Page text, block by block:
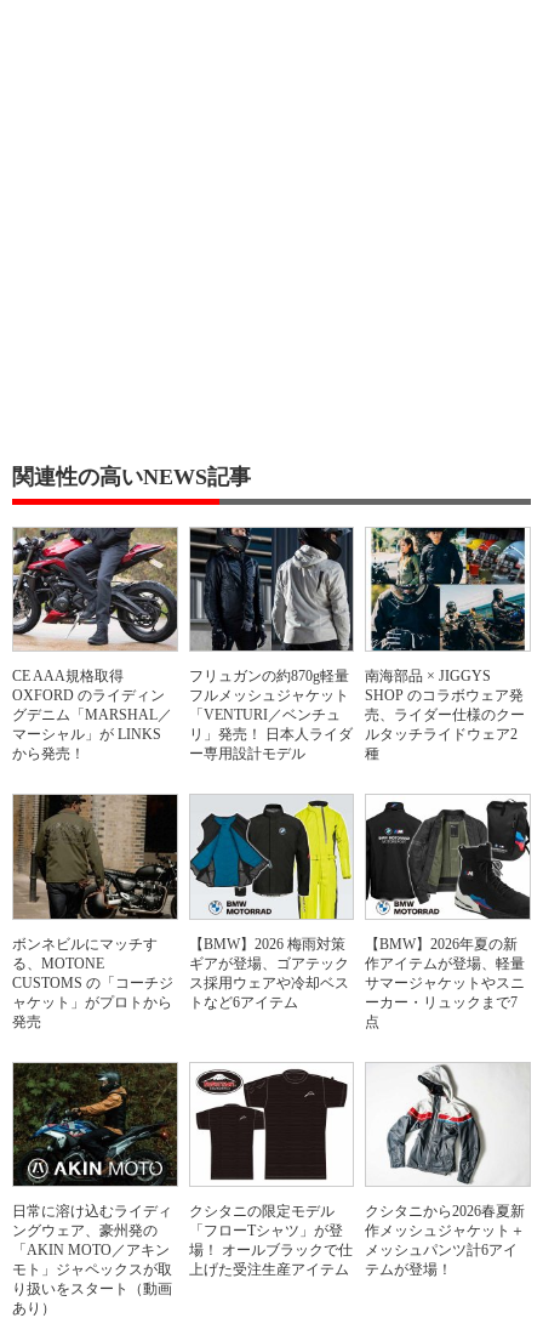
関連性の高いNEWS記事
CE AAA規格取得
OXFORD のライディン
グデニム「MARSHAL／
マーシャル」が LINKS
から発売！
フリュガンの約870g軽量
フルメッシュジャケット
「VENTURI／ベンチュ
リ」発売！ 日本人ライダ
ー専用設計モデル
南海部品 × JIGGYS
SHOP のコラボウェア発
売、ライダー仕様のクー
ルタッチライドウェア2
種
ボンネビルにマッチす
る、MOTONE
CUSTOMS の「コーチジ
ャケット」がプロトから
発売
【BMW】2026 梅雨対策
ギアが登場、ゴアテック
ス採用ウェアや冷却ベス
トなど6アイテム
【BMW】2026年夏の新
作アイテムが登場、軽量
サマージャケットやスニ
ーカー・リュックまで7
点
日常に溶け込むライディ
ングウェア、豪州発の
「AKIN MOTO／アキン
モト」ジャペックスが取
り扱いをスタート（動画
あり）
クシタニの限定モデル
「フローTシャツ」が登
場！ オールブラックで仕
上げた受注生産アイテム
クシタニから2026春夏新
作メッシュジャケット＋
メッシュパンツ計6アイ
テムが登場！